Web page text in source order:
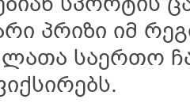
სპორტის
პრიზი იმ
საერთო